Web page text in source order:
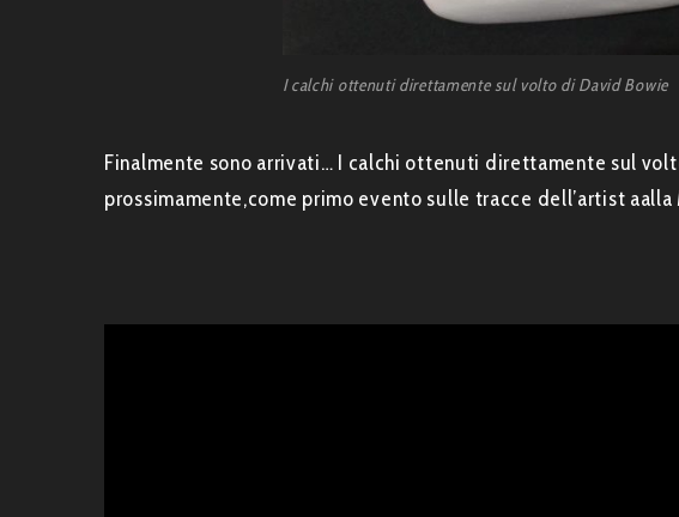
I calchi ottenuti direttamente sul volto di David Bowie
Finalmente sono arrivati… I calchi ottenuti direttamente sul
prossimamente,come primo evento sulle tracce dell’artist aalla